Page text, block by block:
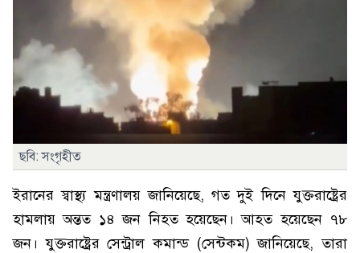
ছবি: সংগৃহীত
ইরানের স্বাস্থ্য মন্ত্রণালয় জানিয়েছে, গত দুই দিনে যুক্তরাষ্ট্রের
হামলায় অন্তত ১৪ জন নিহত হয়েছেন। আহত হয়েছেন ৭৮
জন। যুক্তরাষ্ট্রের সেন্ট্রাল কমান্ড (সেন্টকম) জানিয়েছে, তারা